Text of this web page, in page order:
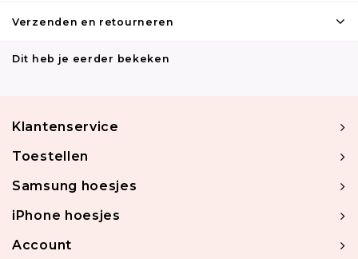
Verzenden en retourneren
Dit heb je eerder bekeken
Klantenservice
Toestellen
Samsung hoesjes
iPhone hoesjes
Account